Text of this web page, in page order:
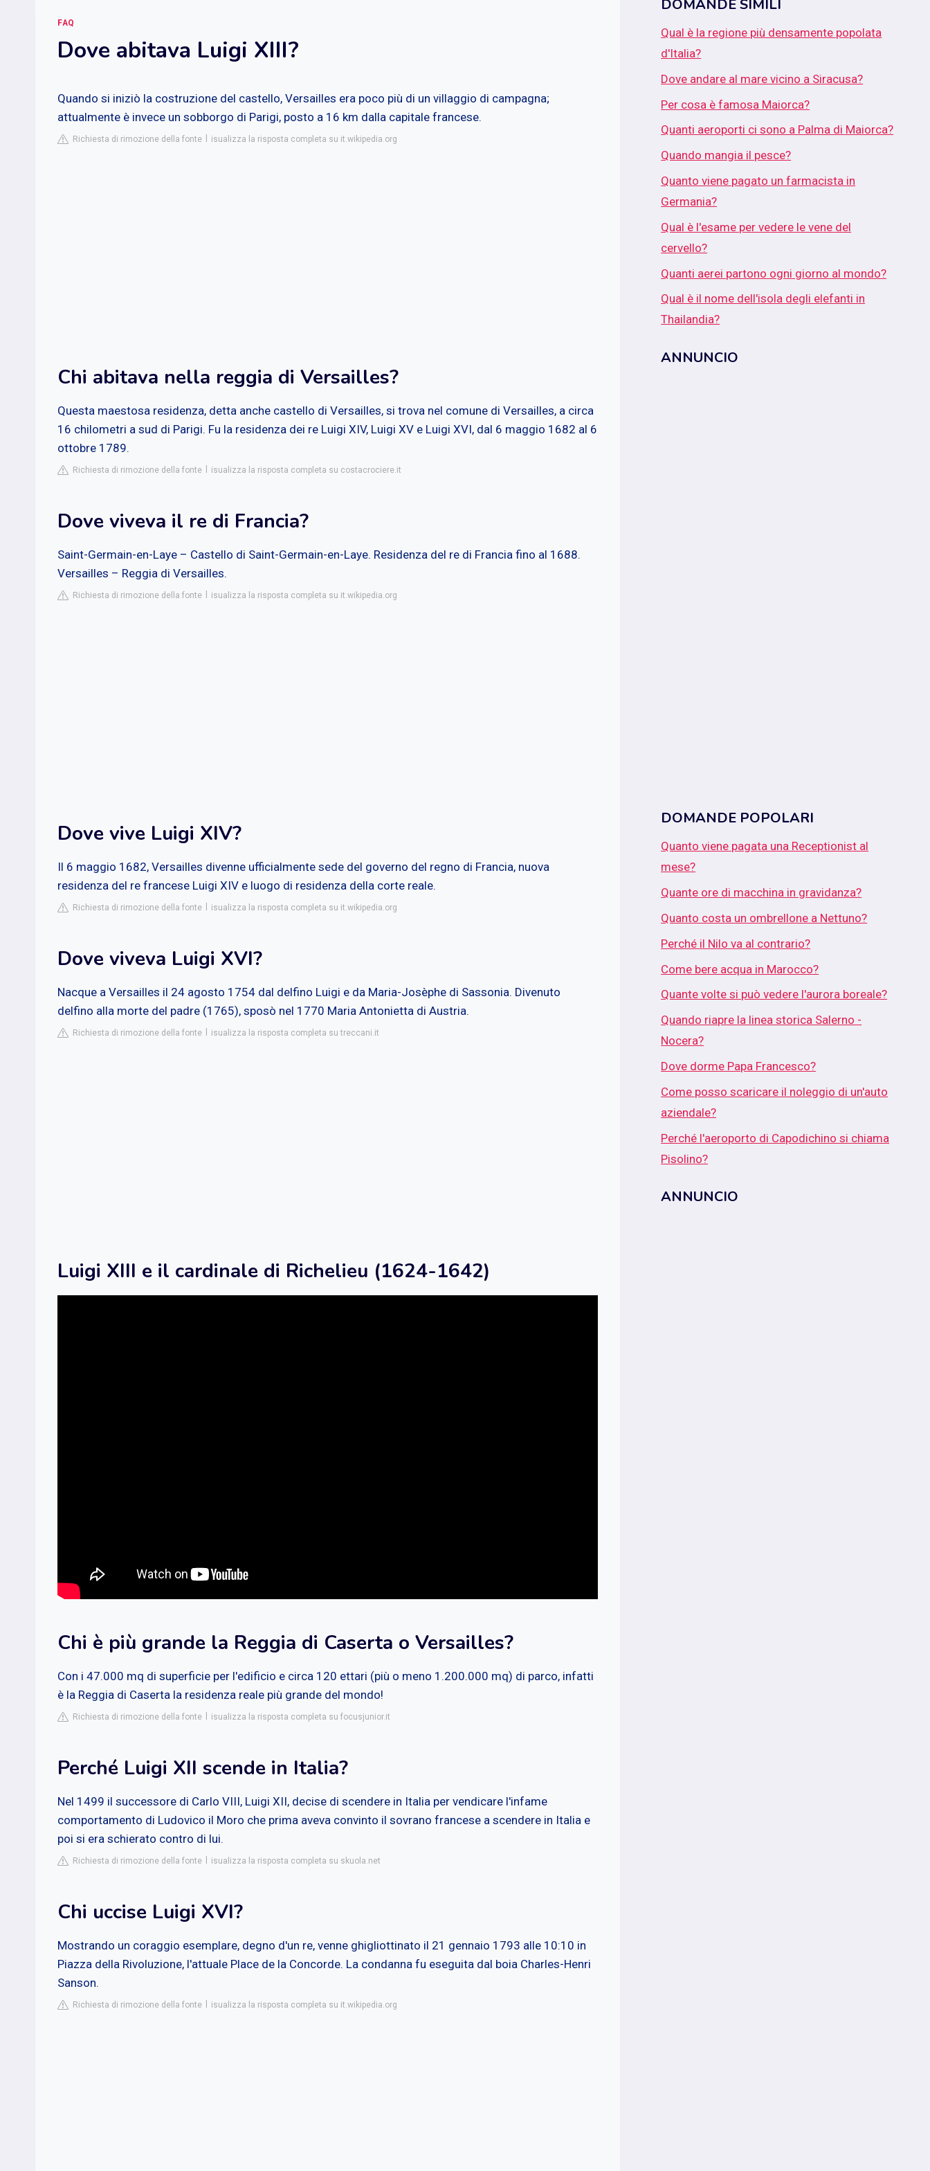
FAQ
Dove abitava Luigi XIII?
Quando si iniziò la costruzione del castello, Versailles era poco più di un villaggio di campagna;
attualmente è invece un sobborgo di Parigi, posto a 16 km dalla capitale francese.
Richiesta di rimozione della fonte isualizza la risposta completa su it.wikipedia.org
Chi abitava nella reggia di Versailles?
Questa maestosa residenza, detta anche castello di Versailles, si trova nel comune di Versailles, a circa
16 chilometri a sud di Parigi. Fu la residenza dei re Luigi XIV, Luigi XV e Luigi XVI, dal 6 maggio 1682 al 6
ottobre 1789.
Richiesta di rimozione della fonte isualizza la risposta completa su costacrociere.it
Dove viveva il re di Francia?
Saint-Germain-en-Laye – Castello di Saint-Germain-en-Laye. Residenza del re di Francia fino al 1688.
Versailles – Reggia di Versailles.
Richiesta di rimozione della fonte isualizza la risposta completa su it.wikipedia.org
Dove vive Luigi XIV?
Il 6 maggio 1682, Versailles divenne ufficialmente sede del governo del regno di Francia, nuova
residenza del re francese Luigi XIV e luogo di residenza della corte reale.
Richiesta di rimozione della fonte isualizza la risposta completa su it.wikipedia.org
Dove viveva Luigi XVI?
Nacque a Versailles il 24 agosto 1754 dal delfino Luigi e da Maria-Josèphe di Sassonia. Divenuto
delfino alla morte del padre (1765), sposò nel 1770 Maria Antonietta di Austria.
Richiesta di rimozione della fonte isualizza la risposta completa su treccani.it
Luigi XIII e il cardinale di Richelieu (1624-1642)
Chi è più grande la Reggia di Caserta o Versailles?
Con i 47.000 mq di superficie per l'edificio e circa 120 ettari (più o meno 1.200.000 mq) di parco, infatti
è la Reggia di Caserta la residenza reale più grande del mondo!
Richiesta di rimozione della fonte isualizza la risposta completa su focusjunior.it
Perché Luigi XII scende in Italia?
Nel 1499 il successore di Carlo VIII, Luigi XII, decise di scendere in Italia per vendicare l'infame
comportamento di Ludovico il Moro che prima aveva convinto il sovrano francese a scendere in Italia e
poi si era schierato contro di lui.
Richiesta di rimozione della fonte isualizza la risposta completa su skuola.net
Chi uccise Luigi XVI?
Mostrando un coraggio esemplare, degno d'un re, venne ghigliottinato il 21 gennaio 1793 alle 10:10 in
Piazza della Rivoluzione, l'attuale Place de la Concorde. La condanna fu eseguita dal boia Charles-Henri
Sanson.
Richiesta di rimozione della fonte isualizza la risposta completa su it.wikipedia.org
DOMANDE SIMILI
Qual è la regione più densamente popolata
d'Italia?
Dove andare al mare vicino a Siracusa?
Per cosa è famosa Maiorca?
Quanti aeroporti ci sono a Palma di Maiorca?
Quando mangia il pesce?
Quanto viene pagato un farmacista in
Germania?
Qual è l'esame per vedere le vene del
cervello?
Quanti aerei partono ogni giorno al mondo?
Qual è il nome dell'isola degli elefanti in
Thailandia?
ANNUNCIO
DOMANDE POPOLARI
Quanto viene pagata una Receptionist al
mese?
Quante ore di macchina in gravidanza?
Quanto costa un ombrellone a Nettuno?
Perché il Nilo va al contrario?
Come bere acqua in Marocco?
Quante volte si può vedere l'aurora boreale?
Quando riapre la linea storica Salerno -
Nocera?
Dove dorme Papa Francesco?
Come posso scaricare il noleggio di un'auto
aziendale?
Perché l'aeroporto di Capodichino si chiama
Pisolino?
ANNUNCIO